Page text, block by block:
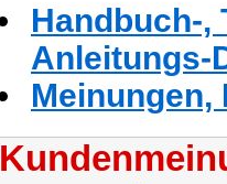
Handbuch-,
Anleitungs-